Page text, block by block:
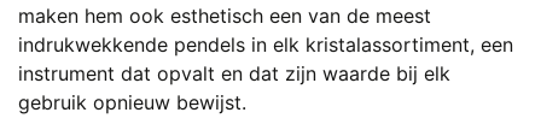
maken hem ook esthetisch een van de meest
indrukwekkende pendels in elk kristalassortiment, een
instrument dat opvalt en dat zijn waarde bij elk
gebruik opnieuw bewijst.